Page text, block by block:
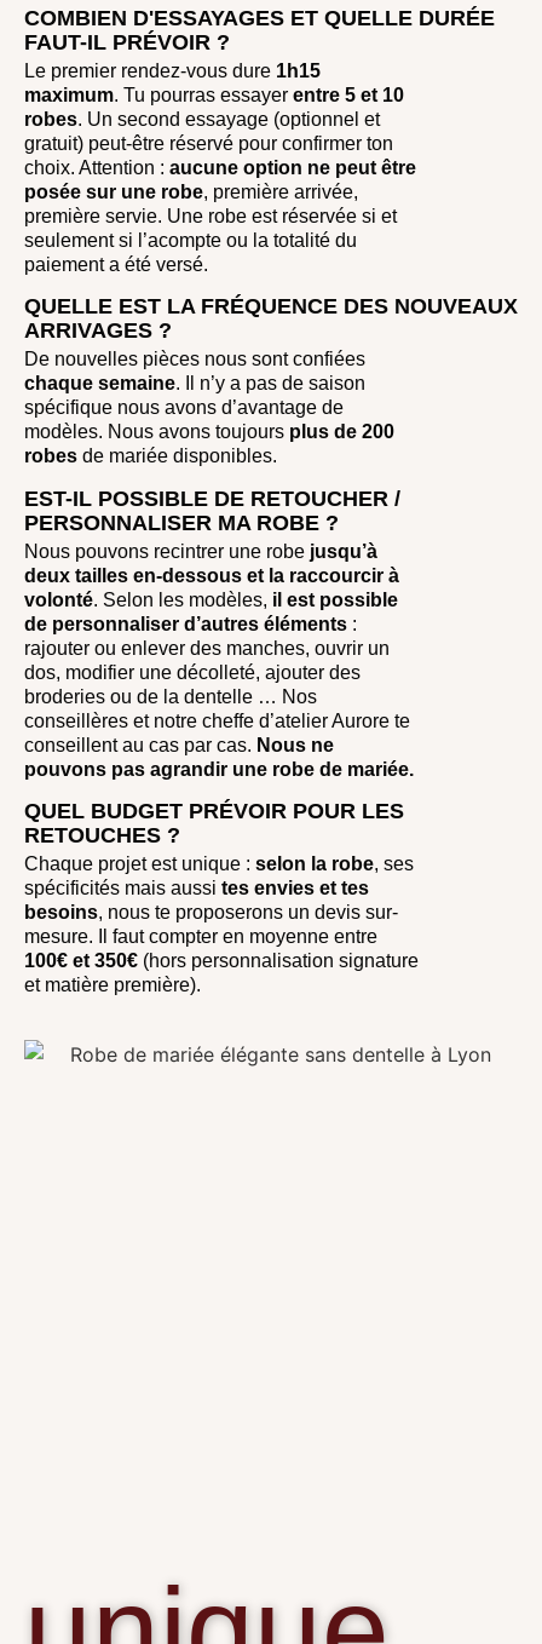
COMBIEN D'ESSAYAGES ET QUELLE DURÉE
FAUT-IL PRÉVOIR ?
Le premier rendez-vous dure 1h15
maximum. Tu pourras essayer entre 5 et 10
robes. Un second essayage (optionnel et
gratuit) peut-être réservé pour confirmer ton
choix. Attention : aucune option ne peut être
posée sur une robe, première arrivée,
première servie. Une robe est réservée si et
seulement si l’acompte ou la totalité du
paiement a été versé.
QUELLE EST LA FRÉQUENCE DES NOUVEAUX
ARRIVAGES ?
De nouvelles pièces nous sont confiées
chaque semaine. Il n’y a pas de saison
spécifique nous avons d’avantage de
modèles. Nous avons toujours plus de 200
robes de mariée disponibles.
EST-IL POSSIBLE DE RETOUCHER /
PERSONNALISER MA ROBE ?
Nous pouvons recintrer une robe jusqu’à
deux tailles en-dessous et la raccourcir à
volonté. Selon les modèles, il est possible
de personnaliser d’autres éléments :
rajouter ou enlever des manches, ouvrir un
dos, modifier une décolleté, ajouter des
broderies ou de la dentelle … Nos
conseillères et notre cheffe d’atelier Aurore te
conseillent au cas par cas. Nous ne
pouvons pas agrandir une robe de mariée.
QUEL BUDGET PRÉVOIR POUR LES
RETOUCHES ?
Chaque projet est unique : selon la robe, ses
spécificités mais aussi tes envies et tes
besoins, nous te proposerons un devis sur-
mesure. Il faut compter en moyenne entre
100€ et 350€ (hors personnalisation signature
et matière première).